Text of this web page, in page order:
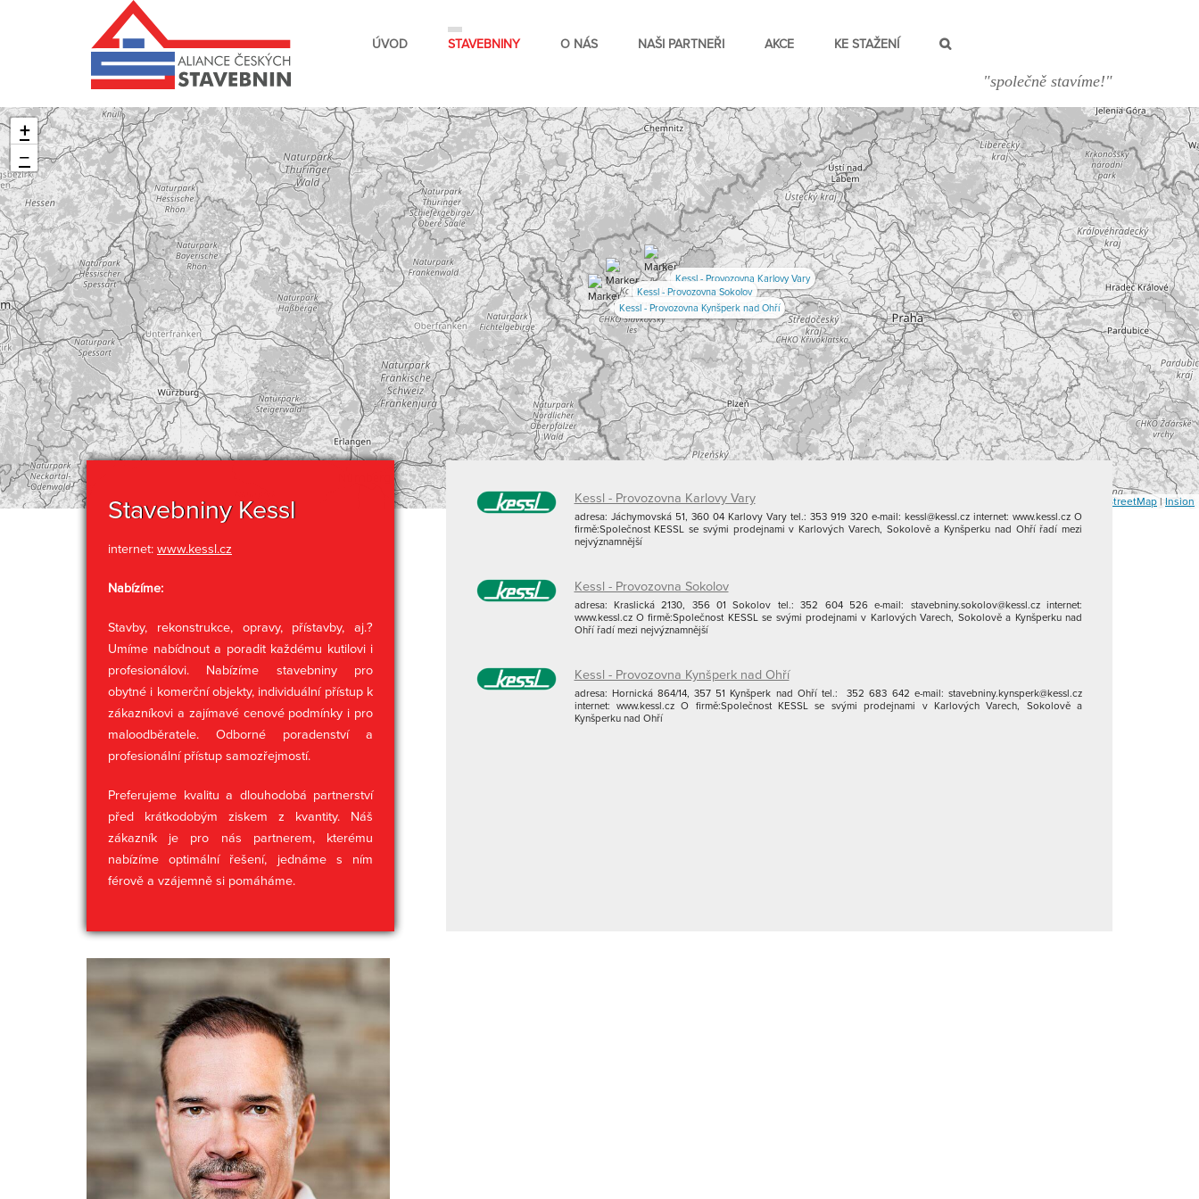
"společně stavíme!"
ÚVOD STAVEBNINY O NÁS NAŠI PARTNEŘI AKCE KE STAŽENÍ
Kessl - Provozovna Karlovy Vary
Kessl - Provozovna Sokolov
Kessl - Provozovna Kynšperk nad Ohří
+
−
OpenStreetMap | Insion
Stavebniny Kessl
internet: www.kessl.cz
Nabízíme:
Stavby, rekonstrukce, opravy, přístavby, aj.?
Umíme nabídnout a poradit každému kutilovi i
profesionálovi. Nabízíme stavebniny pro
obytné i komerční objekty, individuální přístup k
zákazníkovi a zajímavé cenové podmínky i pro
maloodběratele. Odborné poradenství a
profesionální přístup samozřejmostí.
Preferujeme kvalitu a dlouhodobá partnerství
před krátkodobým ziskem z kvantity. Náš
zákazník je pro nás partnerem, kterému
nabízíme optimální řešení, jednáme s ním
férově a vzájemně si pomáháme.
Kessl - Provozovna Karlovy Vary
adresa: Jáchymovská 51, 360 04 Karlovy Vary tel.: 353 919 320 e-mail: kessl@kessl.cz internet: www.kessl.cz O
firmě:Společnost KESSL se svými prodejnami v Karlových Varech, Sokolově a Kynšperku nad Ohří řadí mezi
nejvýznamnější
Kessl - Provozovna Sokolov
adresa: Kraslická 2130, 356 01 Sokolov tel.: 352 604 526 e-mail: stavebniny.sokolov@kessl.cz internet:
www.kessl.cz O firmě:Společnost KESSL se svými prodejnami v Karlových Varech, Sokolově a Kynšperku nad
Ohří řadí mezi nejvýznamnější
Kessl - Provozovna Kynšperk nad Ohří
adresa: Hornická 864/14, 357 51 Kynšperk nad Ohří tel.: 352 683 642 e-mail: stavebniny.kynsperk@kessl.cz
internet: www.kessl.cz O firmě:Společnost KESSL se svými prodejnami v Karlových Varech, Sokolově a
Kynšperku nad Ohří